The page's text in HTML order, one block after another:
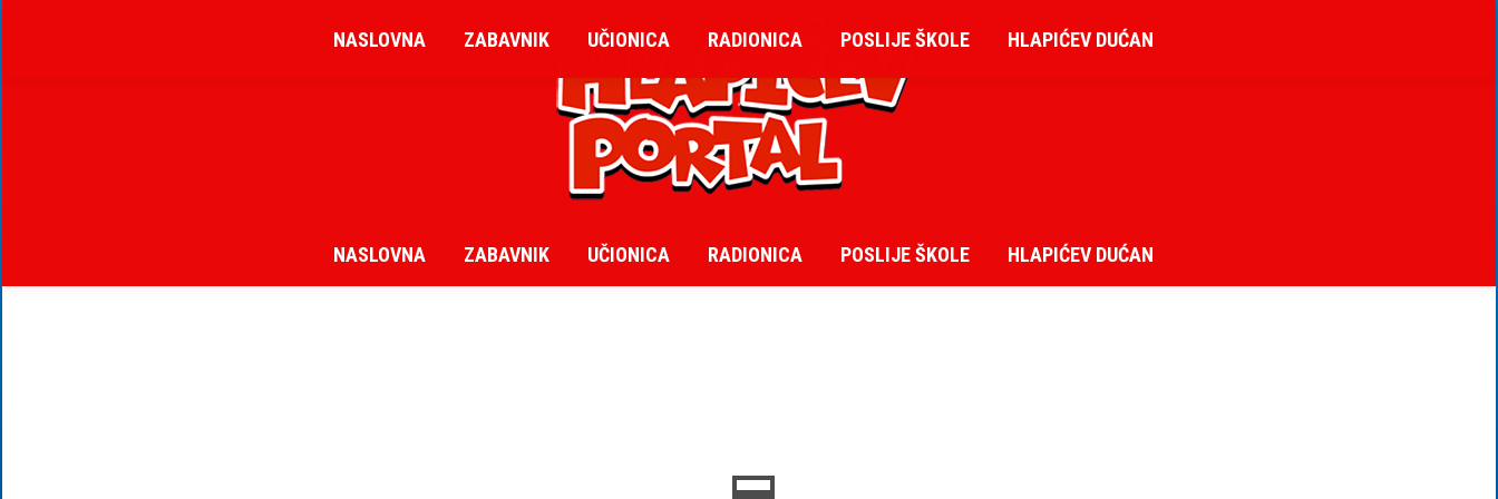
NASLOVNA ZABAVNIK UČIONICA RADIONICA POSLIJE ŠKOLE HLAPIĆEV DUĆAN
NASLOVNA ZABAVNIK UČIONICA RADIONICA POSLIJE ŠKOLE HLAPIĆEV DUĆAN